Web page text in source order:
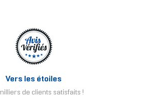
Vers les étoiles
de clients satisfaits !